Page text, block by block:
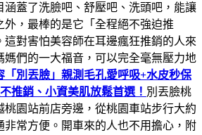
涵蓋了洗臉吧、舒壓吧、洗頭吧，能讓
外，最棒的是它「全程絕不強迫推
這對害怕美容師在耳邊瘋狂推銷的人來
媽們的一大福音，可以完全毫無壓力地
「別丟臉」親測毛孔愛呼吸+水皮秒保
推銷、小資美肌放鬆首選！ 別丟臉桃
桃園站前店旁邊，從桃園車站步行大約
非常方便。開車來的人也不用擔心，附